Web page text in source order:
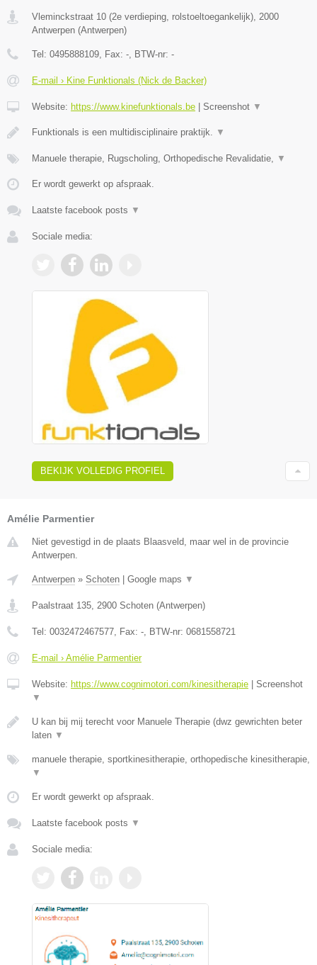
Vleminckstraat 10 (2e verdieping, rolstoeltoegankelijk) 2000
Antwerpen (Antwerpen)
Tel: 0495888109 , Fax: - , BTW-nr: -
E-mail › Kine Funktionals (Nick de Backer)
Website: https://www.kinefunktionals.be Screenshot ▼
Funktionals is een multidisciplinaire praktijk. ▼
Manuele therapie, Rugscholing, Orthopedische Revalidatie, ▼
Er wordt gewerkt op afspraak.
Laatste facebook posts ▼
Sociale media:
BEKIJK VOLLEDIG PROFIEL
Amélie Parmentier
Niet gevestigd in de plaats Blaasveld, maar wel in de provincie
Antwerpen.
Antwerpen » Schoten Google maps ▼
Paalstraat 135, 2900 Schoten (Antwerpen)
Tel: 0032472467577, Fax: -, BTW-nr: 0681558721
E-mail › Amélie Parmentier
Website: https://www.cognimotori.com/kinesitherapie
Screenshot
▼
U kan bij mij terecht voor Manuele Therapie (dwz gewrichten beter
laten ▼
manuele therapie, sportkinesitherapie, orthopedische kinesitherapie,
▼
Er wordt gewerkt op afspraak.
Laatste facebook posts ▼
Sociale media: